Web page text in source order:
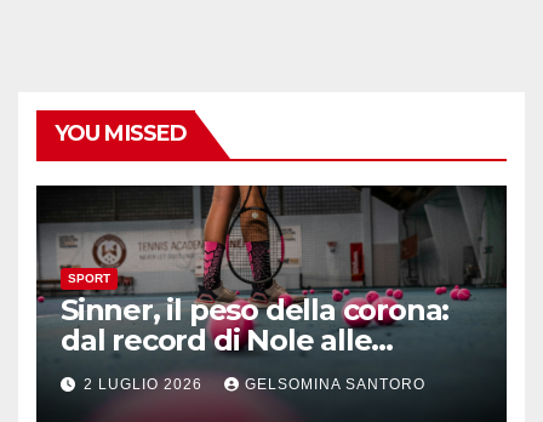
YOU MISSED
SPORT
Sinner, il peso della corona:
dal record di Nole alle
maratone di Wimbledon
2 LUGLIO 2026 GELSOMINA SANTORO